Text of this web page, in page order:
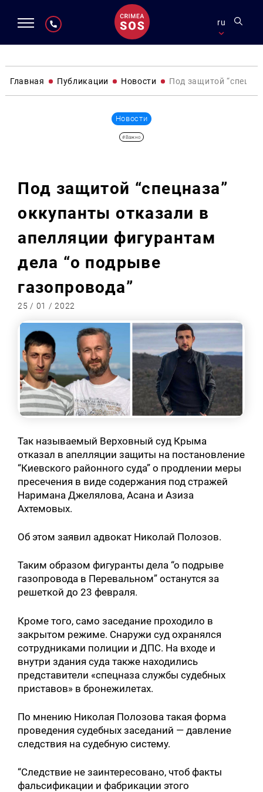
ru
Главная Публикации Новости Под защитой
Новости
#Важно
Под защитой “спецназа”
оккупанты отказали в
апелляции фигурантам
дела “о подрыве
газопровода”
25 / 01 / 2022
Так называемый Верховный суд Крыма
отказал в апелляции защиты на постановление
“Киевского районного суда” о продлении меры
пресечения в виде содержания под стражей
Наримана Джелялова, Асана и Азиза
Ахтемовых.
Об этом заявил адвокат Николай Полозов.
Таким образом фигуранты дела “о подрыве
газопровода в Перевальном” останутся за
решеткой до 23 февраля.
Кроме того, само заседание проходило в
закрытом режиме. Снаружи суд охранялся
сотрудниками полиции и ДПС. На входе и
внутри здания суда также находились
представители «спецназа службы судебных
приставов» в бронежилетах.
По мнению Николая Полозова такая форма
проведения судебных заседаний — давление
следствия на судебную систему.
“Следствие не заинтересовано, чтоб факты
фальсификации и фабрикации этого